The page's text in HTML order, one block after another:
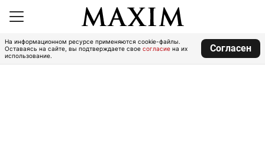
На информационном ресурсе применяются cookie-файлы.
Оставаясь на сайте, вы подтверждаете свое согласие на их
использование.
Согласен